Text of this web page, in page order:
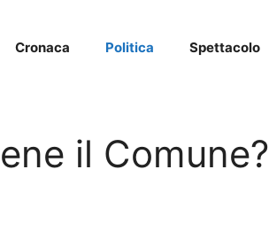
Cronaca Politica Spettacolo
il Comune?